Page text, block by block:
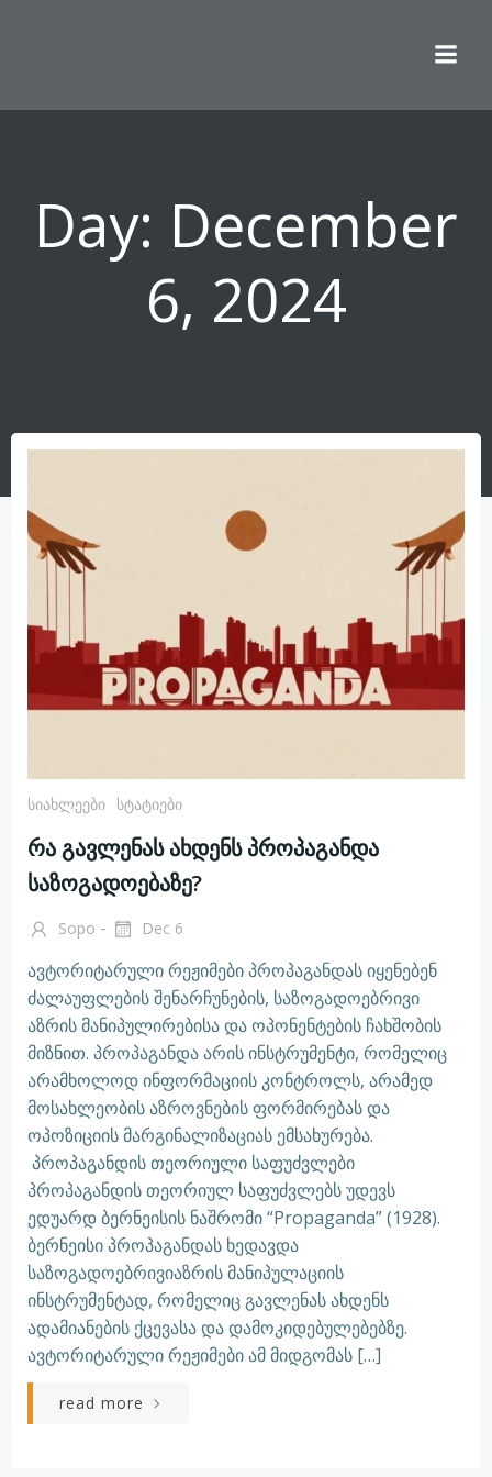
Day: December
6, 2024
Სიახლეები Სტატიები
რა გავლენას ახდენს პროპაგანდა
საზოგადოებაზე?
Sopo - Dec 6
ავტორიტარული რეჟიმები პროპაგანდას იყენებენ
ძალაუფლების შენარჩუნების, საზოგადოებრივი
აზრის მანიპულირებისა და ოპონენტების ჩახშობის
მიზნით. პროპაგანდა არის ინსტრუმენტი, რომელიც
არამხოლოდ ინფორმაციის კონტროლს, არამედ
მოსახლეობის აზროვნების ფორმირებას და
ოპოზიციის მარგინალიზაციას ემსახურება.
პროპაგანდის თეორიული საფუძვლები
პროპაგანდის თეორიულ საფუძვლებს უდევს
ედუარდ ბერნეისის ნაშრომი “Propaganda” (1928).
ბერნეისი პროპაგანდას ხედავდა
საზოგადოებრივიაზრის მანიპულაციის
ინსტრუმენტად, რომელიც გავლენას ახდენს
ადამიანების ქცევასა და დამოკიდებულებებზე.
ავტორიტარული რეჟიმები ამ მიდგომას […]
read more